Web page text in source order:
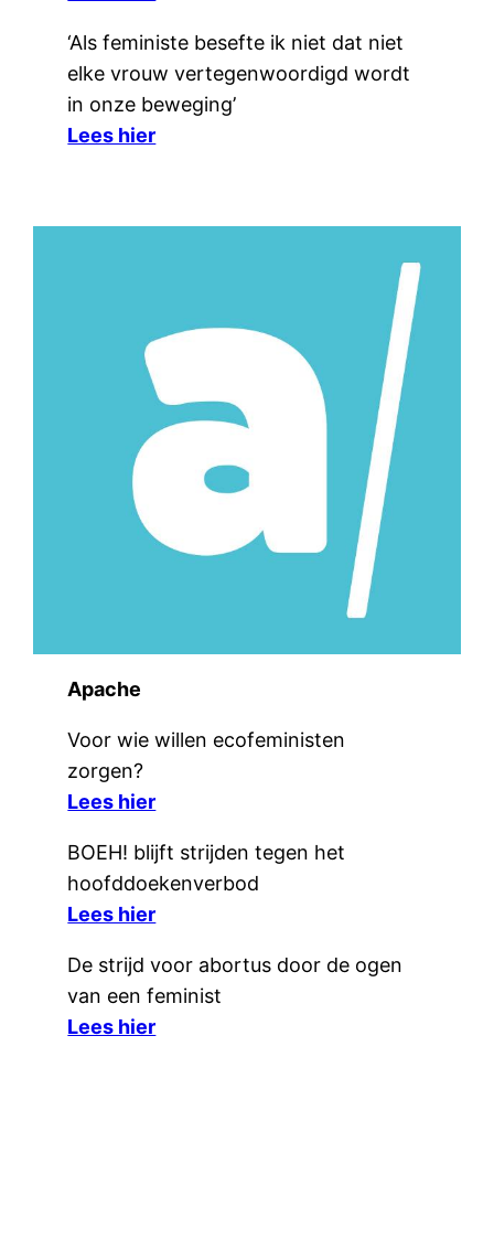
‘Als feministe besefte ik niet dat niet
elke vrouw vertegenwoordigd wordt
in onze beweging’
Lees hier
Apache
Voor wie willen ecofeministen
zorgen?
Lees hier
BOEH! blijft strijden tegen het
hoofddoekenverbod
Lees hier
De strijd voor abortus door de ogen
van een feminist
Lees hier